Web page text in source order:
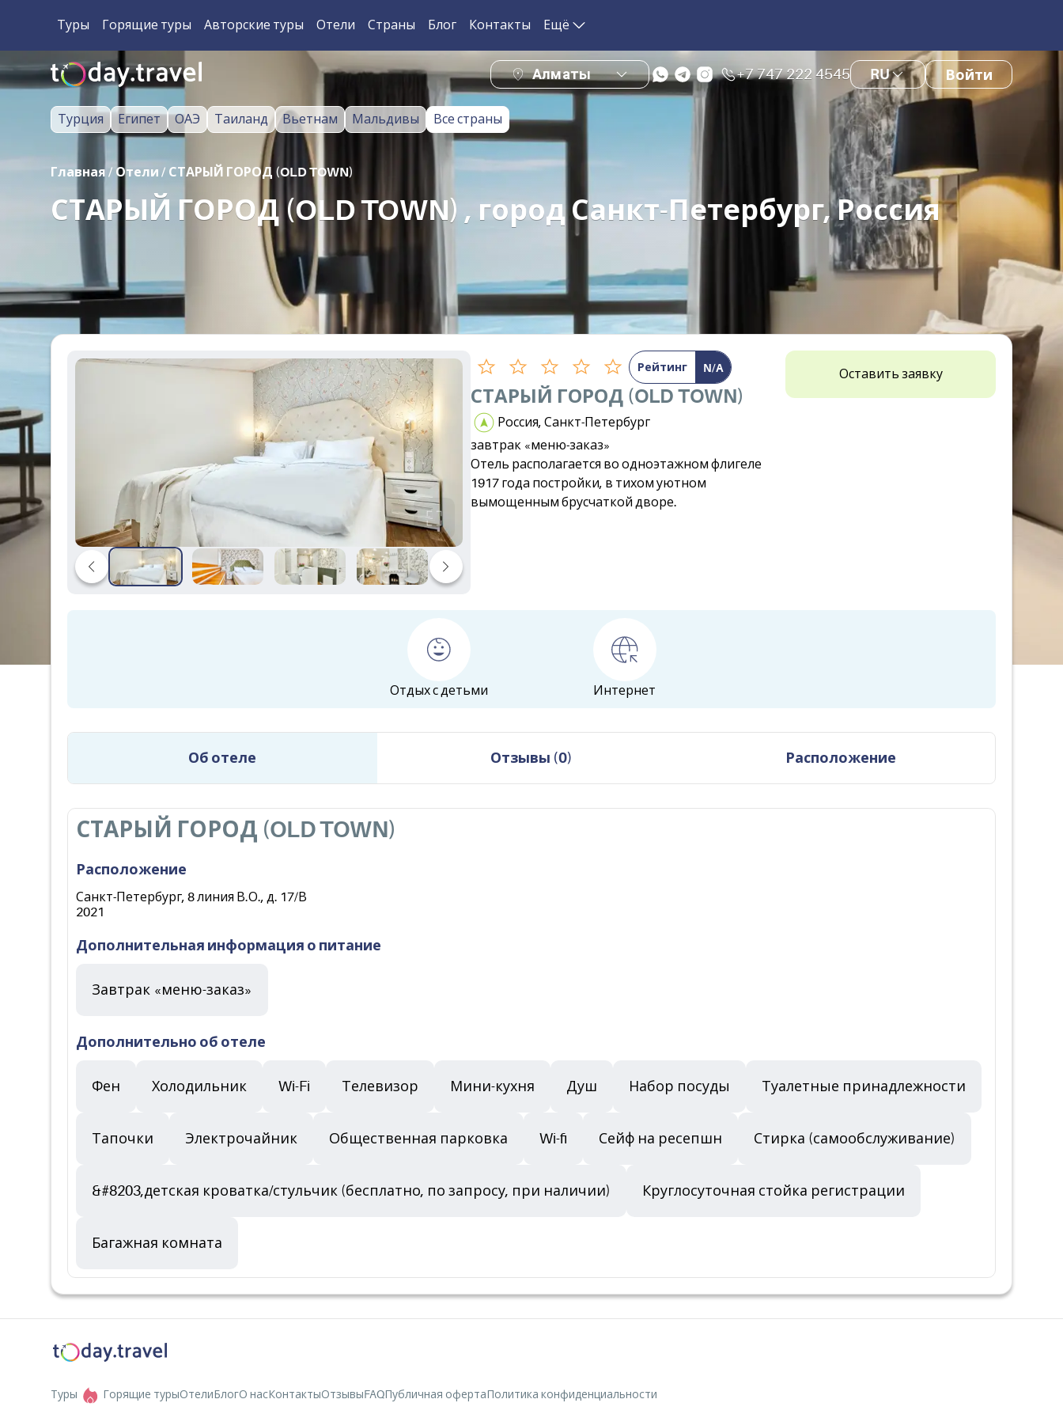
Туры Горящие туры Авторские туры Отели Страны Блог Контакты Ещё
Алматы +7 747 222 4545 RU Войти
Турция Египет ОАЭ Таиланд Вьетнам Мальдивы Все страны
Главная / Отели / СТАРЫЙ ГОРОД (OLD TOWN)
СТАРЫЙ ГОРОД (OLD TOWN) , город Санкт-Петербург, Россия
Рейтинг N/A
СТАРЫЙ ГОРОД (OLD TOWN)
Россия, Санкт-Петербург
завтрак «меню-заказ»
Отель располагается во одноэтажном флигеле
1917 года постройки, в тихом уютном
вымощенным брусчаткой дворе.
Оставить заявку
Отдых с детьми Интернет
Об отеле Отзывы (0) Расположение
СТАРЫЙ ГОРОД (OLD TOWN)
Расположение
Санкт-Петербург, 8 линия В.О., д. 17/В
2021
Дополнительная информация о питание
Завтрак «меню-заказ»
Дополнительно об отеле
Фен Холодильник Wi-Fi Телевизор Мини-кухня Душ Набор посуды Туалетные принадлежности
Тапочки Электрочайник Общественная парковка Wi-fi Сейф на ресепшн Стирка (самообслуживание)
&#8203,детская кроватка/стульчик (бесплатно, по запросу, при наличии) Круглосуточная стойка регистрации
Багажная комната
Туры Горящие турыОтелиБлогО насКонтактыОтзывыFAQПубличная офертаПолитика конфиденциальности